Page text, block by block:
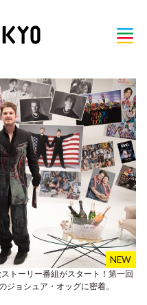
トーリー番組がスタート！第一回
ジョシュア・オッグに密着。